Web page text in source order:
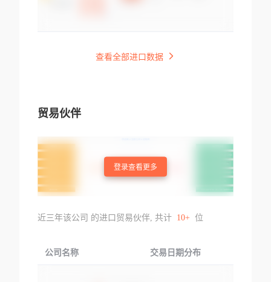
查看全部进口数据
贸易伙伴
登录查看更多
近三年该公司 的进口贸易伙伴, 共计 10+ 位
公司名称 交易日期分布